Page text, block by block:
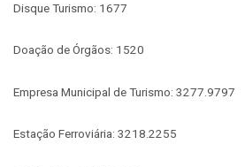
Disque Turismo: 1677
Doação de Órgãos: 1520
Empresa Municipal de Turismo: 3277.9797
Estação Ferroviária: 3218.2255